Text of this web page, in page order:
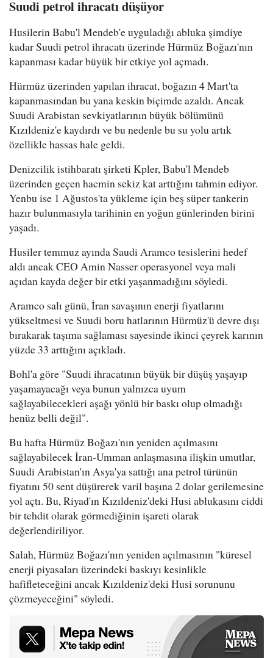
Suudi petrol ihracatı düşüyor
Husilerin Babu'l Mendeb'e uyguladığı abluka şimdiye
kadar Suudi petrol ihracatı üzerinde Hürmüz Boğazı'nın
kapanması kadar büyük bir etkiye yol açmadı.
Hürmüz üzerinden yapılan ihracat, boğazın 4 Mart'ta
kapanmasından bu yana keskin biçimde azaldı. Ancak
Suudi Arabistan sevkiyatlarının büyük bölümünü
Kızıldeniz'e kaydırdı ve bu nedenle bu su yolu artık
özellikle hassas hale geldi.
Denizcilik istihbaratı şirketi Kpler, Babu'l Mendeb
üzerinden geçen hacmin sekiz kat arttığını tahmin ediyor.
Yenbu ise 1 Ağustos'ta yükleme için beş süper tankerin
hazır bulunmasıyla tarihinin en yoğun günlerinden birini
yaşadı.
Husiler temmuz ayında Saudi Aramco tesislerini hedef
aldı ancak CEO Amin Nasser operasyonel veya mali
açıdan kayda değer bir etki yaşanmadığını söyledi.
Aramco salı günü, İran savaşının enerji fiyatlarını
yükseltmesi ve Suudi boru hatlarının Hürmüz'ü devre dışı
bırakarak taşıma sağlaması sayesinde ikinci çeyrek karının
yüzde 33 arttığını açıkladı.
Bohl'a göre "Suudi ihracatının büyük bir düşüş yaşayıp
yaşamayacağı veya bunun yalnızca uyum
sağlayabilecekleri aşağı yönlü bir baskı olup olmadığı
henüz belli değil".
Bu hafta Hürmüz Boğazı'nın yeniden açılmasını
sağlayabilecek İran-Umman anlaşmasına ilişkin umutlar,
Suudi Arabistan'ın Asya'ya sattığı ana petrol türünün
fiyatını 50 sent düşürerek varil başına 2 dolar gerilemesine
yol açtı. Bu, Riyad'ın Kızıldeniz'deki Husi ablukasını ciddi
bir tehdit olarak görmediğinin işareti olarak
değerlendiriliyor.
Salah, Hürmüz Boğazı'nın yeniden açılmasının "küresel
enerji piyasaları üzerindeki baskıyı kesinlikle
hafifleteceğini ancak Kızıldeniz'deki Husi sorununu
çözmeyeceğini" söyledi.